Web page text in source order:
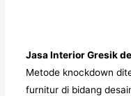
Jasa Interior Gresik
Metode knockdown
furnitur di bidang